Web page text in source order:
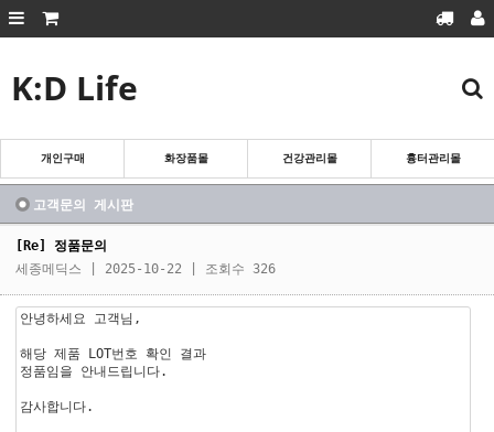
회원가입
흉터관리몰
화장품몰
건강관리몰
개인구매
K:D Life
개인구매 화장품몰 건강관리몰 흉터관리몰
고객문의 게시판
[Re] 정품문의
세종메딕스
| 2025-10-22 | 조회수 326
안녕하세요 고객님,
해당 제품 LOT번호 확인 결과
정품임을 안내드립니다.
감사합니다.